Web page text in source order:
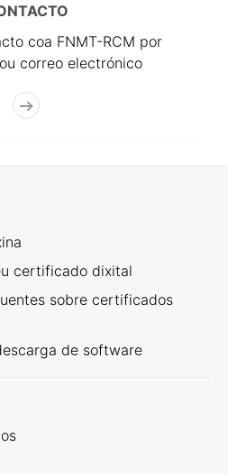
coa FNMT-RCM por
correo electrónico
certificado dixital
sobre certificados
de software